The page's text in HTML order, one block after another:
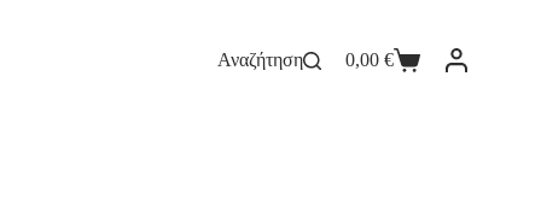
Αναζήτηση 0,00 €